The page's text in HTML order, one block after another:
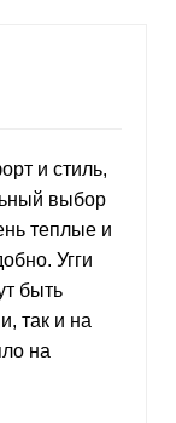
и стиль,
выбор
теплые и
Угги
быть
так и на
на